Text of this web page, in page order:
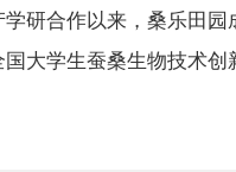
学研合作以来，桑乐田
国大学生蚕桑生物技术